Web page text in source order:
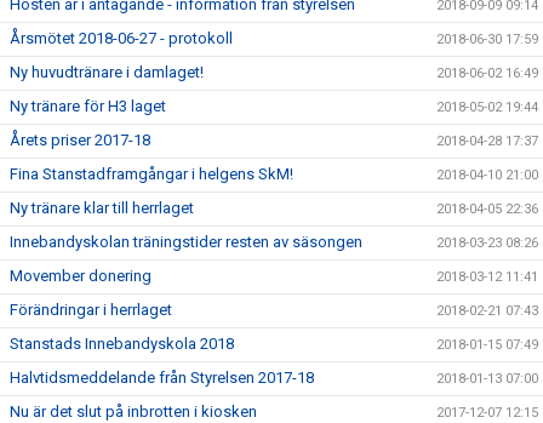
Hösten är i antågande - information från styrelsen 2018-09-09 09:14
Årsmötet 2018-06-27 - protokoll 2018-06-30 17:59
Ny huvudtränare i damlaget! 2018-06-02 16:49
Ny tränare för H3 laget 2018-05-02 19:44
Årets priser 2017-18 2018-04-28 17:37
Fina Stanstadframgångar i helgens SkM! 2018-04-10 21:00
Ny tränare klar till herrlaget 2018-04-05 22:36
Innebandyskolan träningstider resten av säsongen 2018-03-23 08:26
Movember donering 2018-03-12 11:41
Förändringar i herrlaget 2018-02-21 07:43
Stanstads Innebandyskola 2018 2018-01-15 07:49
Halvtidsmeddelande från Styrelsen 2017-18 2018-01-13 07:00
Nu är det slut på inbrotten i kiosken 2017-12-07 12:15